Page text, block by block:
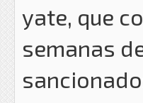
yate, que
semanas